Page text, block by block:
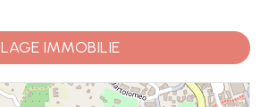
LAGE IMMOBILIE